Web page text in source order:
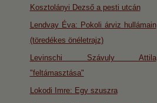
Kosztolányi Dezső a pesti utcán
Lendvay Éva: Pokoli árviz hullámain
(töredékes önéletrajz)
Levinschi Szávuly Attila
"feltámasztása"
Lokodi Imre: Egy szuszra